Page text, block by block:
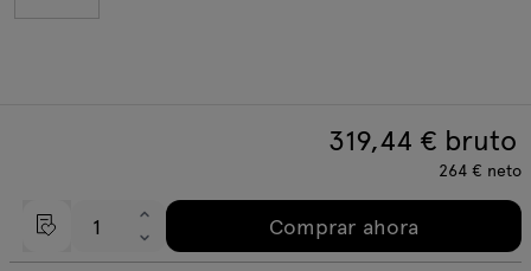
319,44 € bruto
264€ neto
Comprar ahora